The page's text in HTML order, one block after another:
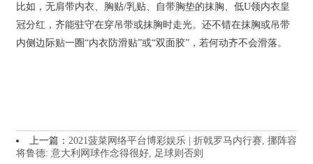
比如，无肩带内衣、胸贴/乳贴、自带胸垫的抹胸、低U领内衣皇
冠分红，齐能驻守在穿吊带或抹胸时走光。还不错在抹胸或吊带
内侧边际贴一圈“内衣防滑贴”或“双面胶”，若何动齐不会滑落。
上一篇： 2021菠菜网络平台博彩娱乐 | 折戟罗马内行赛, 挪阵容
将鲁德: 意大利网球作念得很好, 足球则否则